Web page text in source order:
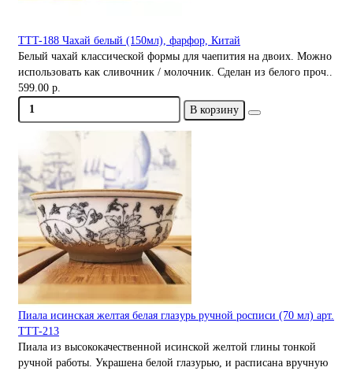
TTT-188 Чахай белый (150мл), фарфор, Китай
Белый чахай классической формы для чаепития на двоих. Можно
использовать как сливочник / молочник. Сделан из белого проч..
599.00 р.
В корзину
Пиала исинская желтая белая глазурь ручной росписи (70 мл) арт.
TTT-213
Пиала из высококачественной исинской желтой глины тонкой
ручной работы. Украшена белой глазурью, и расписана вручную